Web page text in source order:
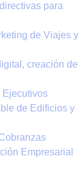
para
de Viajes y
creación de
Ejecutivos
de Edificios y
Empresarial